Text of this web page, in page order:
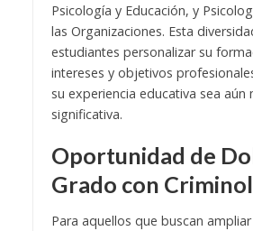
Psicología y Educación, y
las Organizaciones. Esta
estudiantes personalizar su
intereses y objetivos
su experiencia educativa sea aún
significativa.
Oportunidad de
Grado con
Para aquellos que buscan